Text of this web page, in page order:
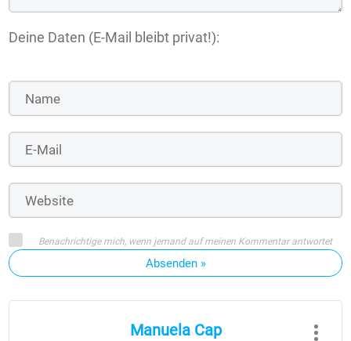
Deine Daten (E-Mail bleibt privat!):
Benachrichtige mich, wenn jemand auf meinen Kommentar antwortet
Absenden »
Manuela Cap